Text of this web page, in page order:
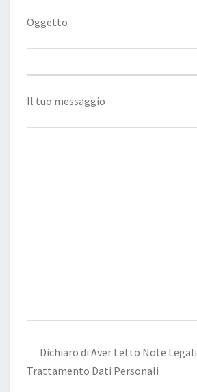
Oggetto
Il tuo messaggio
Dichiaro di Aver Letto Note Legali
Trattamento Dati Personali